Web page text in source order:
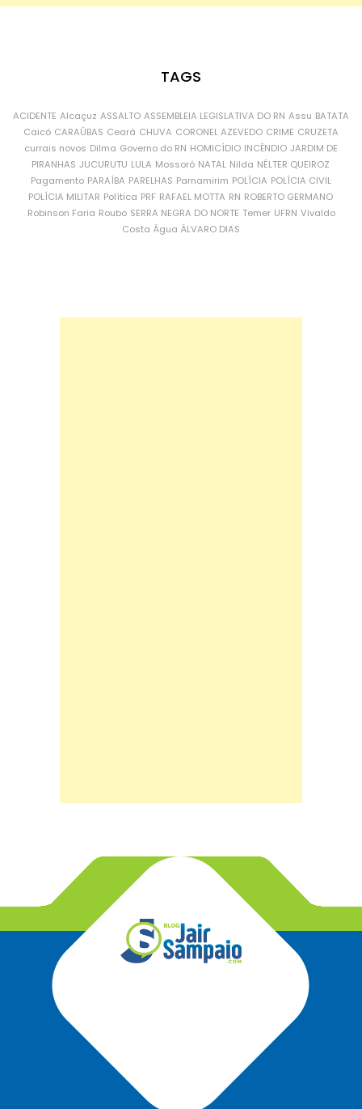
TAGS
ACIDENTE Alcaçuz ASSALTO ASSEMBLEIA LEGISLATIVA DO RN Assu BATATA
Caicó CARAÚBAS Ceará CHUVA CORONEL AZEVEDO CRIME CRUZETA
currais novos Dilma Governo do RN HOMICÍDIO INCÊNDIO JARDIM DE
PIRANHAS JUCURUTU LULA Mossoró NATAL Nilda NÉLTER QUEIROZ
Pagamento PARAÍBA PARELHAS Parnamirim POLÍCIA POLÍCIA CIVIL
POLÍCIA MILITAR Política PRF RAFAEL MOTTA RN ROBERTO GERMANO
Robinson Faria Roubo SERRA NEGRA DO NORTE Temer UFRN Vivaldo
Costa Água ÁLVARO DIAS